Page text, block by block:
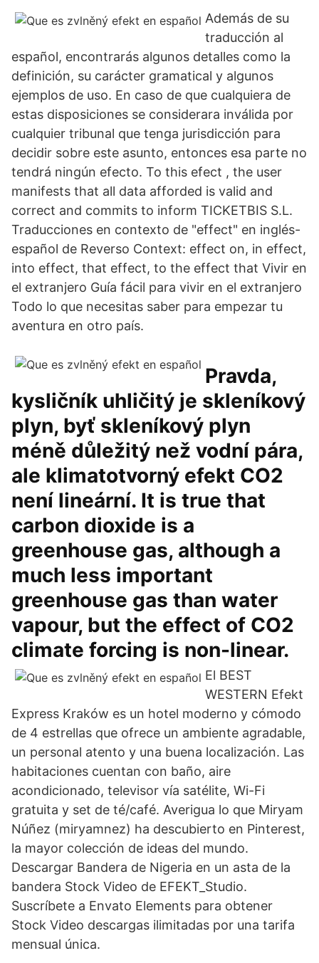
Además de su
traducción al
español, encontrarás algunos detalles como la
definición, su carácter gramatical y algunos
ejemplos de uso. En caso de que cualquiera de
estas disposiciones se considerara inválida por
cualquier tribunal que tenga jurisdicción para
decidir sobre este asunto, entonces esa parte no
tendrá ningún efecto. To this efect , the user
manifests that all data afforded is valid and
correct and commits to inform TICKETBIS S.L.
Traducciones en contexto de "effect" en inglés-
español de Reverso Context: effect on, in effect,
into effect, that effect, to the effect that Vivir en
el extranjero Guía fácil para vivir en el extranjero
Todo lo que necesitas saber para empezar tu
aventura en otro país.
Pravda,
kysličník uhličitý je skleníkový
plyn, byť skleníkový plyn
méně důležitý než vodní pára,
ale klimatotvorný efekt CO2
není lineární. It is true that
carbon dioxide is a
greenhouse gas, although a
much less important
greenhouse gas than water
vapour, but the effect of CO2
climate forcing is non-linear.
El BEST
WESTERN Efekt
Express Kraków es un hotel moderno y cómodo
de 4 estrellas que ofrece un ambiente agradable,
un personal atento y una buena localización. Las
habitaciones cuentan con baño, aire
acondicionado, televisor vía satélite, Wi-Fi
gratuita y set de té/café. Averigua lo que Miryam
Núñez (miryamnez) ha descubierto en Pinterest,
la mayor colección de ideas del mundo.
Descargar Bandera de Nigeria en un asta de la
bandera Stock Video de EFEKT_Studio.
Suscríbete a Envato Elements para obtener
Stock Video descargas ilimitadas por una tarifa
mensual única.